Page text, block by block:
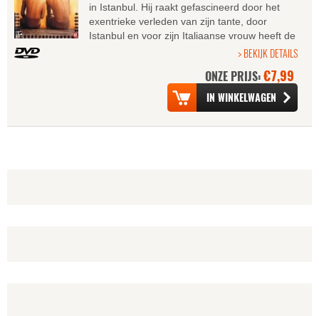
in Istanbul. Hij raakt gefascineerd door het
exentrieke verleden van zijn tante, door
Istanbul en voor zijn Italiaanse vrouw heeft de
> BEKIJK DETAILS
ONZE PRIJS:€7,99